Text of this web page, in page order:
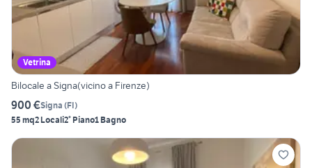
Vetrina
Bilocale a Signa(vicino a Firenze)
900 €Signa (FI)
55 mq2 Locali2° Piano1 Bagno